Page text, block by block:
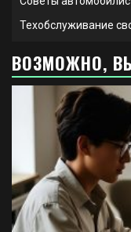
Техобслуживание
ВОЗМОЖНО,